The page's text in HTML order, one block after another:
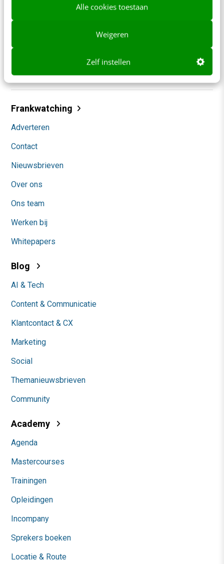
Alle cookies toestaan
Weigeren
Zelf instellen
Redactie
Meer contactopties
Frankwatching
Adverteren
Contact
Nieuwsbrieven
Over ons
Ons team
Werken bij
Whitepapers
Blog
AI & Tech
Content & Communicatie
Klantcontact & CX
Marketing
Social
Themanieuwsbrieven
Community
Academy
Agenda
Mastercourses
Trainingen
Opleidingen
Incompany
Sprekers boeken
Locatie & Route